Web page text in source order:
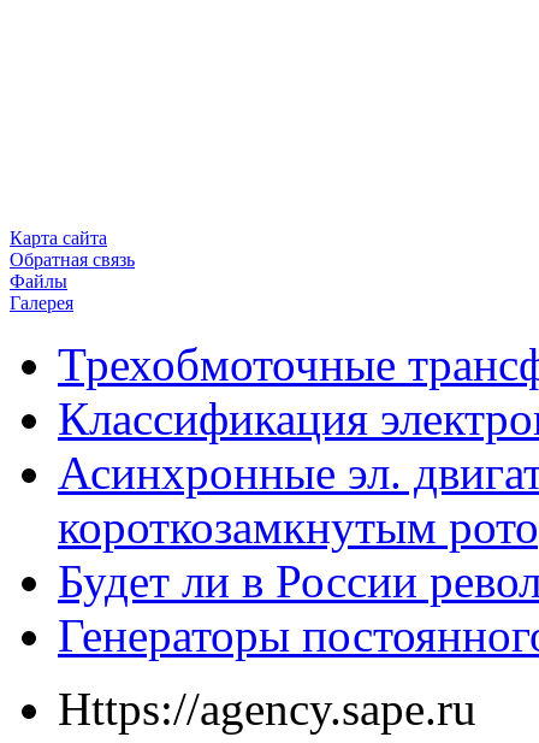
Карта сайта
Обратная связь
Файлы
Галерея
Трехобмоточные
Классификация
Асинхронные эл.
короткозамкнутым
Будет ли в России
Генераторы
Https://agency.sape.ru